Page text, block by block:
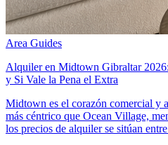
Area Guides
Alquiler en Midtown Gibraltar
y Si Vale la Pena el Extra
Midtown es el corazón comercial y
más céntrico que Ocean Village,
los precios de alquiler se sitúan